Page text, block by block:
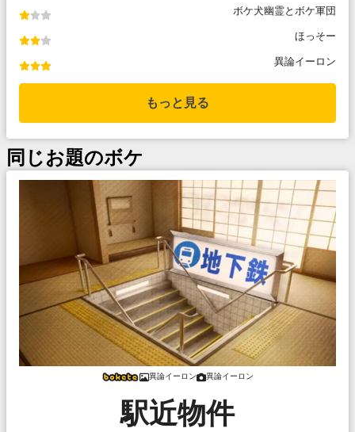
ボケ犬幽霊とボケ軍団
ほっそー
異論イーロン
もっと見る
同じお題のボケ
異論イーロン 異論イーロン
駅近物件